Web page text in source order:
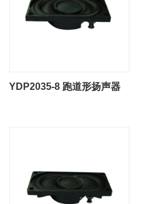
YDP2035-8 跑道形扬声器